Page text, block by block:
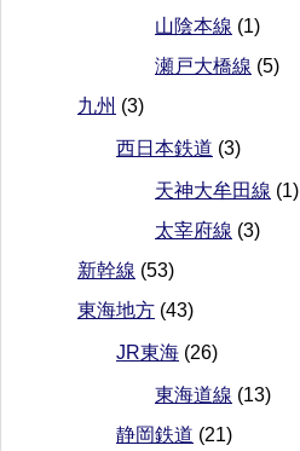
山陰本線 (1)
瀬戸大橋線 (5)
九州 (3)
西日本鉄道 (3)
天神大牟田線 (1)
太宰府線 (3)
新幹線 (53)
東海地方 (43)
JR東海 (26)
東海道線 (13)
静岡鉄道 (21)